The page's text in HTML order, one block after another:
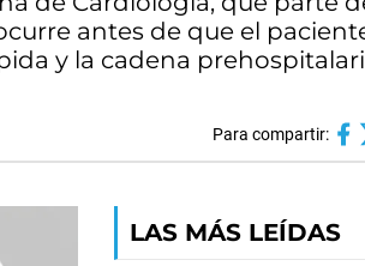
antes de que el
y la cadena
Para compartir:
LAS MÁS LEÍDAS